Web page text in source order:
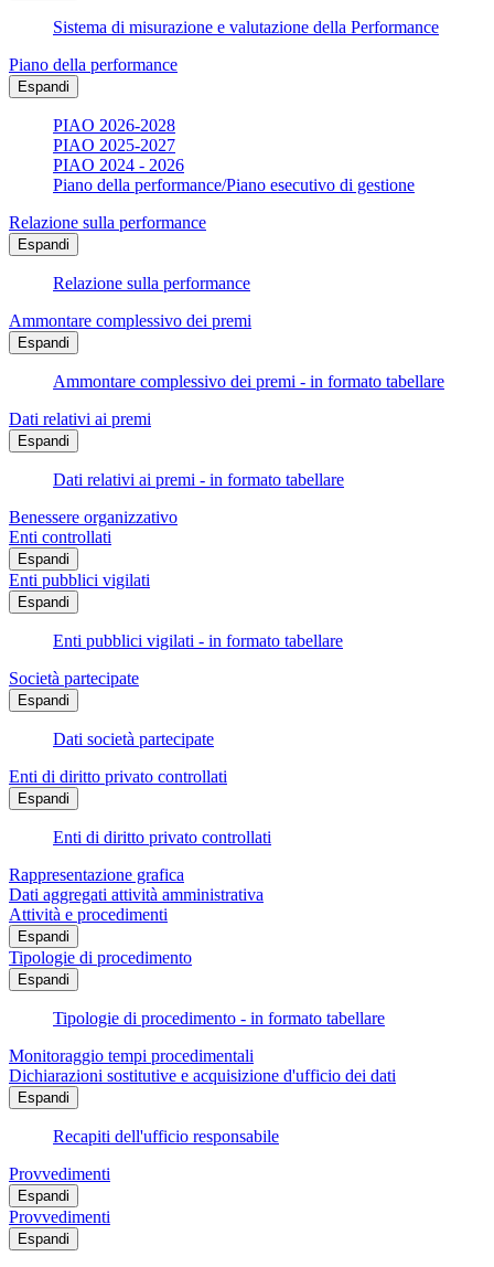
Sistema di misurazione e valutazione della Performance
Piano della performance
Espandi
PIAO 2026-2028
PIAO 2025-2027
PIAO 2024 - 2026
Piano della performance/Piano esecutivo di gestione
Relazione sulla performance
Espandi
Relazione sulla performance
Ammontare complessivo dei premi
Espandi
Ammontare complessivo dei premi - in formato tabellare
Dati relativi ai premi
Espandi
Dati relativi ai premi - in formato tabellare
Benessere organizzativo
Enti controllati
Espandi
Enti pubblici vigilati
Espandi
Enti pubblici vigilati - in formato tabellare
Società partecipate
Espandi
Dati società partecipate
Enti di diritto privato controllati
Espandi
Enti di diritto privato controllati
Rappresentazione grafica
Dati aggregati attività amministrativa
Attività e procedimenti
Espandi
Tipologie di procedimento
Espandi
Tipologie di procedimento - in formato tabellare
Monitoraggio tempi procedimentali
Dichiarazioni sostitutive e acquisizione d'ufficio dei dati
Espandi
Recapiti dell'ufficio responsabile
Provvedimenti
Espandi
Provvedimenti
Espandi